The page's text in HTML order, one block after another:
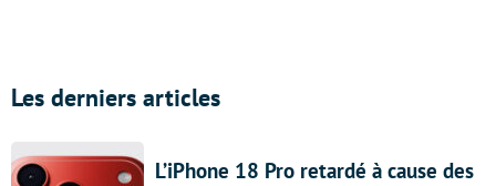
Les derniers articles
L’iPhone 18 Pro retardé à cause des